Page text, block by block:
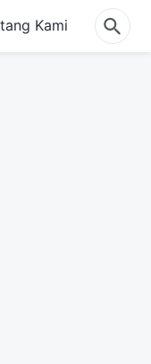
Kami